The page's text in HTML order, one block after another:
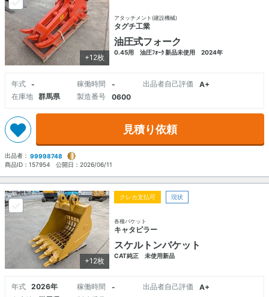
+12枚
アタッチメント(建設機械)
タグチ工業
油圧式フォーク
0.45用 油圧ﾌｫｰｸ 新品未使用 2024年
年式 - 稼働時間 - 出品者自己評価
A+
在庫地
群馬県 製造番号 0600
見積り依頼
出品者： 99998748
商品ID： 157954 公開日： 2026/06/11
+12枚
クレカ支払可 現状
各種バケット
キャタピラー
スケルトンバケット
CAT純正 未使用新品
年式 2026年 稼働時間 - 出品者自己評価
A+